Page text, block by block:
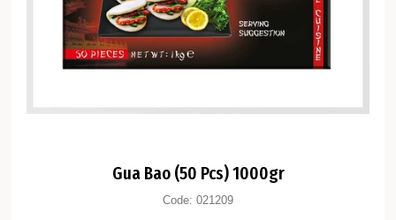
Gua Bao (50 Pcs) 1000gr
Code: 021209